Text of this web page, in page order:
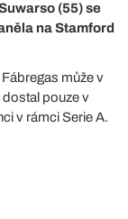
(55) se
na Stamford
může v
pouze v
v rámci Serie A.